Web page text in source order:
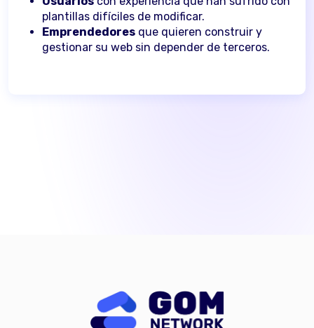
plantillas difíciles de modificar.
Emprendedores que quieren construir y
gestionar su web sin depender de terceros.